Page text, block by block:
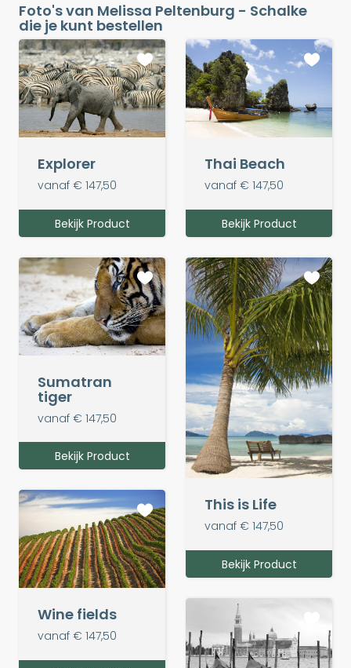
Foto's van Melissa Peltenburg - Schalke
die je kunt bestellen
Explorer
vanaf € 147,50
Bekijk Product
Thai Beach
vanaf € 147,50
Bekijk Product
Sumatran
tiger
vanaf € 147,50
Bekijk Product
This is Life
vanaf € 147,50
Bekijk Product
Wine fields
vanaf € 147,50